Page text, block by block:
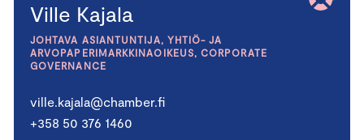
Ville Kajala
JOHTAVA ASIANTUNTIJA, YHTIÖ- JA
ARVOPAPERIMARKKINAOIKEUS, CORPORATE
GOVERNANCE
ville.kajala@chamber.fi
+358 50 376 1460